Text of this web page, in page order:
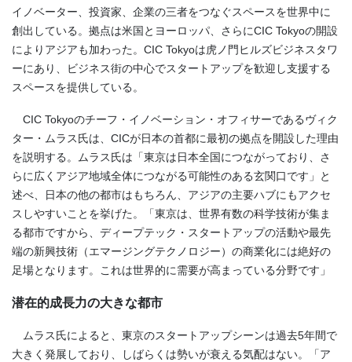
イノベーター、投資家、企業の三者をつなぐスペースを世界中に
創出している。拠点は米国とヨーロッパ、さらにCIC Tokyoの開設
によりアジアも加わった。CIC Tokyoは虎ノ門ヒルズビジネスタワ
ーにあり、ビジネス街の中心でスタートアップを歓迎し支援する
スペースを提供している。
CIC Tokyoのチーフ・イノベーション・オフィサーであるヴィク
ター・ムラス氏は、CICが日本の首都に最初の拠点を開設した理由
を説明する。ムラス氏は「東京は日本全国につながっており、さ
らに広くアジア地域全体につながる可能性のある玄関口です」と
述べ、日本の他の都市はもちろん、アジアの主要ハブにもアクセ
スしやすいことを挙げた。「東京は、世界有数の科学技術が集ま
る都市ですから、ディープテック・スタートアップの活動や最先
端の新興技術（エマージングテクノロジー）の商業化には絶好の
足場となります。これは世界的に需要が高まっている分野です」
潜在的成長力の大きな都市
ムラス氏によると、東京のスタートアップシーンは過去5年間で
大きく発展しており、しばらくは勢いが衰える気配はない。「ア